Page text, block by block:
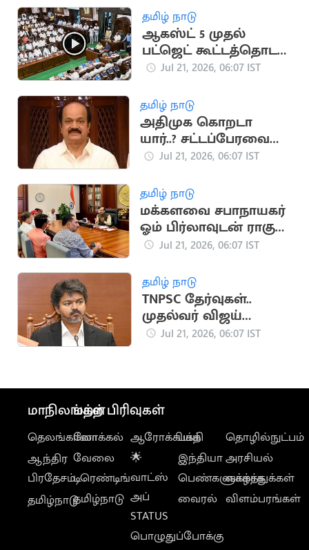
தமிழ் நாடு
ஆகஸ்ட் 5 முதல்
பட்ஜெட் கூட்டத்தொடர்..
சபாநாயகர் அறிவிப்பு
Jul 21, 2026, 06:07 IST
தமிழ் நாடு
அதிமுக கொறடா
யார்..? சட்டப்பேரவை
கூடும்போது அறிவிப்பு
Jul 21, 2026, 06:07 IST
தமிழ் நாடு
மக்களவை சபாநாயகர்
ஓம் பிர்லாவுடன் ராகுல்
காந்தி சந்திப்பு
Jul 21, 2026, 06:07 IST
தமிழ் நாடு
TNPSC தேர்வுகள்..
முதல்வர் விஜய்
ஆலோசனை
Jul 21, 2026, 06:07 IST
மாநிலங்கள்
தெலங்கானா
ஆந்திர
பிரதேசம்
தமிழ்நாடு
மற்ற பிரிவுகள்
லோக்கல்
வேலை
டிரெண்டிங்
தமிழ்நாடு
ஆரோக்கியம்
🌟
வாட்ஸ்
அப்
STATUS
பொழுதுப்போக்கு
பக்தி
இந்தியா
பெண்களுக்காக
வைரல்
தொழில்நுட்பம்
அரசியல்
வாழ்த்துக்கள்
விளம்பரங்கள்